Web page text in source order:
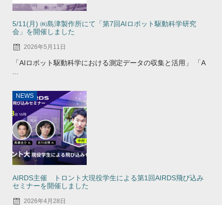
5/11(月) ㈱島津製作所にて「第7回AIロボット駆動科学研究
会」を開催しました
2026年5月11日
「AIロボット駆動科学における測定データの収集と活用」 「A
NEWS
AIRDS主催 トロント大現役学生による第1回AIRDS飛び込み
セミナーを開催しました
2026年4月28日